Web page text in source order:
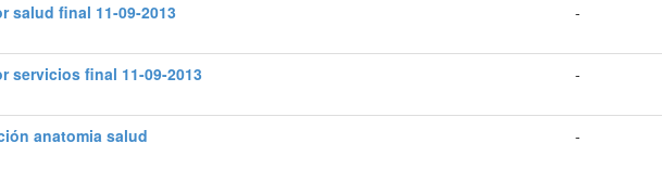
salud final 11-09-2013 -
servicios final 11-09-2013 -
anatomia salud -